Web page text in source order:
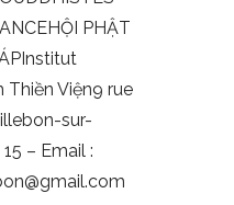
PHẬT
Viện9 rue
sur-
– Email :